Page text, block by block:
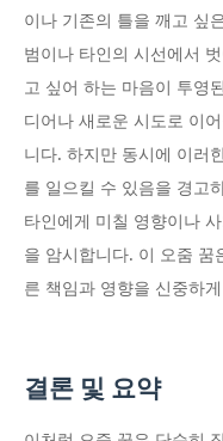
이나 기존의 틀을 깨고 싶
범이나 타인의 시선에서
고 싶어 하는 마음이 투영
디어나 새로운 시도로 이
니다. 하지만 동시에 이러
를 일으킬 수 있음을 경고
타인에게 미칠 영향이나
을 암시합니다. 이 오줌 꿈
른 책임과 영향을 신중하
결론 및 요약